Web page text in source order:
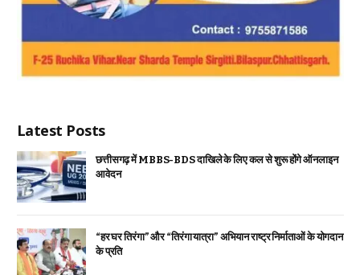
Latest Posts
छत्तीसगढ़ में MBBS-BDS दाखिले के लिए कल से शुरू होंगे ऑनलाइन
आवेदन
“हर घर तिरंगा” और “तिरंगा यात्रा” अभियान राष्ट्र निर्माताओं के योगदान
के प्रति